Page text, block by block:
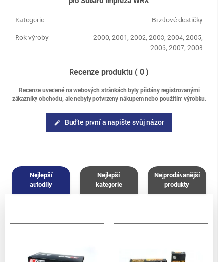
Kategorie Brzdové destičky
Rok výroby
2000, 2001, 2002, 2003, 2004, 2005,
2006, 2007, 2008
Recenze produktu ( 0 )
Recenze uvedené na webových stránkách byly přidány registrovanými
zákazníky obchodu, ale nebyly potvrzeny nákupem nebo použitím výrobku.
edit Buďte první a napište svůj názor
Nejlepší
autodíly
Nejlepší
kategorie
Nejprodávanější
produkty